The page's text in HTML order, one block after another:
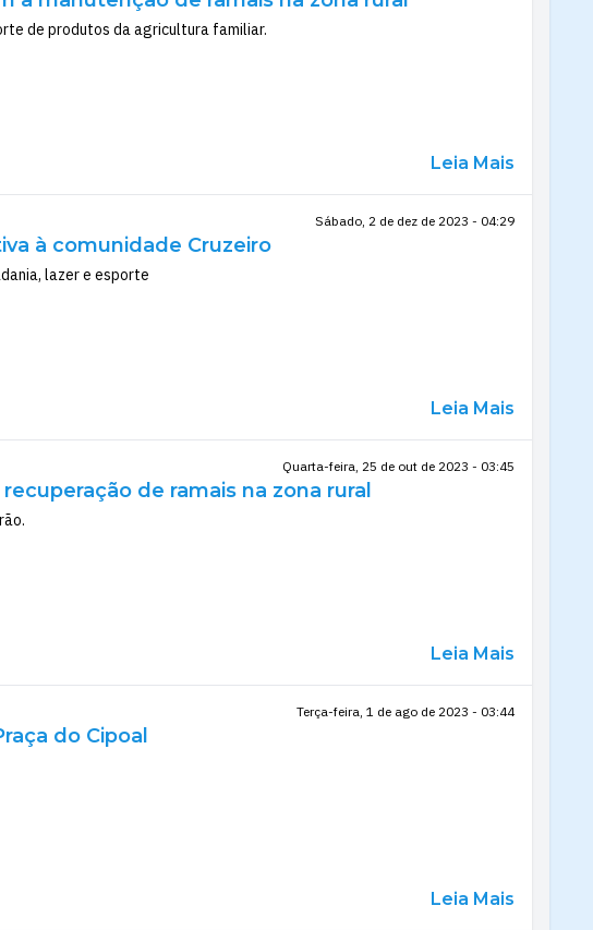
de produtos da agricultura familiar.
Leia Mais
Sábado, 2 de dez de 2023 - 04:29
à comunidade Cruzeiro
lazer e esporte
Leia Mais
Quarta-feira, 25 de out de 2023 - 03:45
de ramais na zona rural
Leia Mais
Terça-feira, 1 de ago de 2023 - 03:44
do Cipoal
Leia Mais